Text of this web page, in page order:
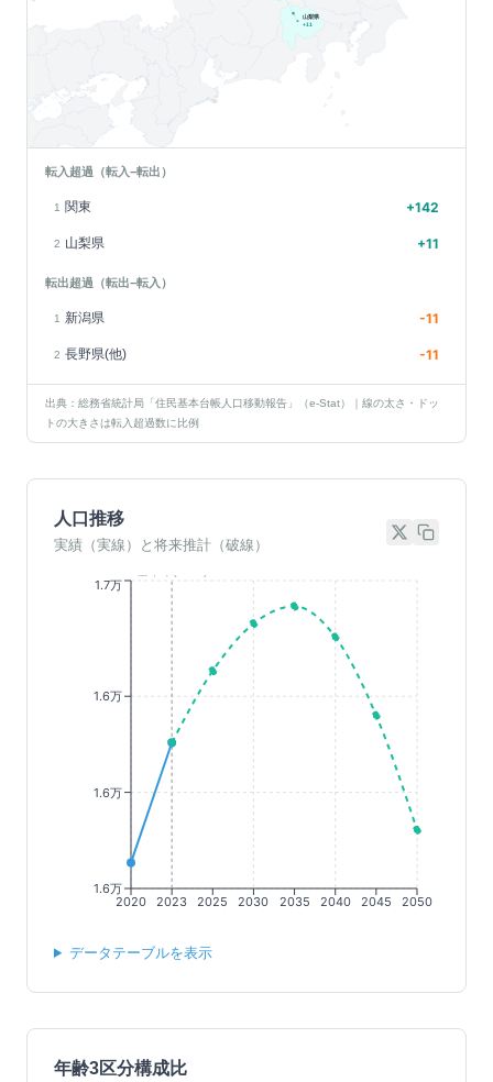
山梨県
+11
転入超過（転入−転出）
1 関東 +142
2 山梨県 +11
転出超過（転出−転入）
1 新潟県 -11
2 長野県(他) -11
出典：総務省統計局「住民基本台帳人口移動報告」（e-Stat）｜線の太さ・ドッ
トの大きさは転入超過数に比例
人口推移
実績（実線）と将来推計（破線）
2020 2023 2025 2030 2035 2040 2045 2050
1.6万
1.6万
1.6万
1.7万
データテーブルを表示
年齢3区分構成比